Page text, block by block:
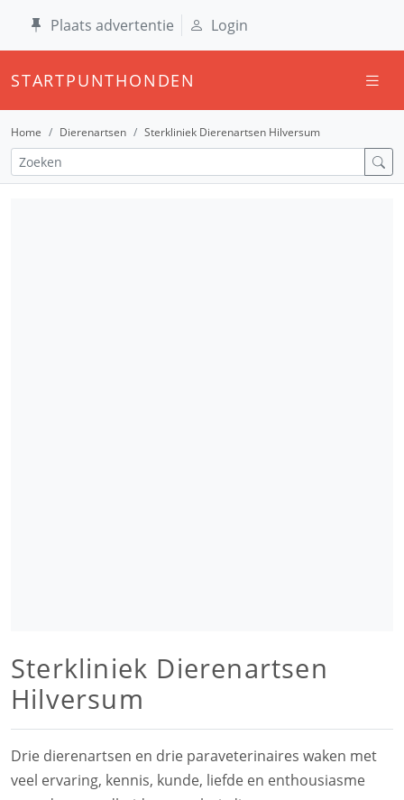
Plaats advertentie Login
STARTPUNTHONDEN
Home Dierenartsen Sterkliniek Dierenartsen Hilversum
Sterkliniek Dierenartsen
Hilversum
Drie dierenartsen en drie paraveterinaires waken met
veel ervaring, kennis, kunde, liefde en enthousiasme